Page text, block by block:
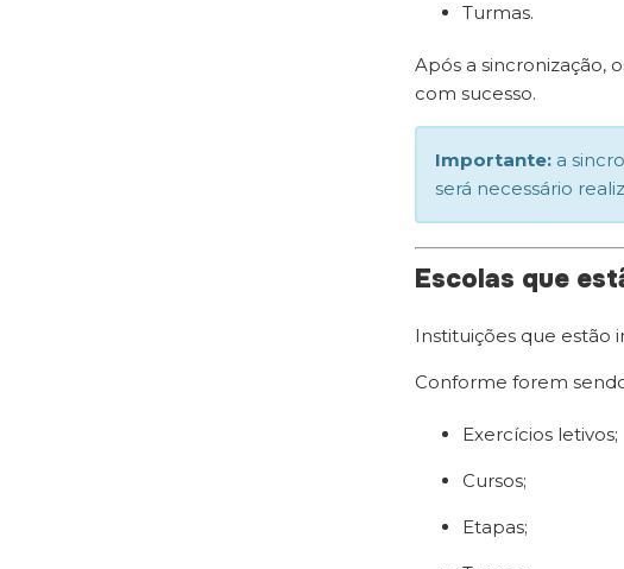
Turmas.
Após a sincronização,
com sucesso.
Importante: a
será necessário
Escolas que
Instituições que estão
Conforme forem
Exercícios letivos;
Cursos;
Etapas;